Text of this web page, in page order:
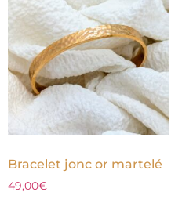
Bracelet jonc or martelé
49,00€